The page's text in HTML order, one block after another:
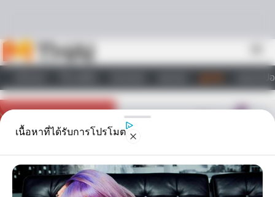
วอลเปเ
ไลฟ์สไตล์
เนื้อหาที่ได้รับการโปรโมต